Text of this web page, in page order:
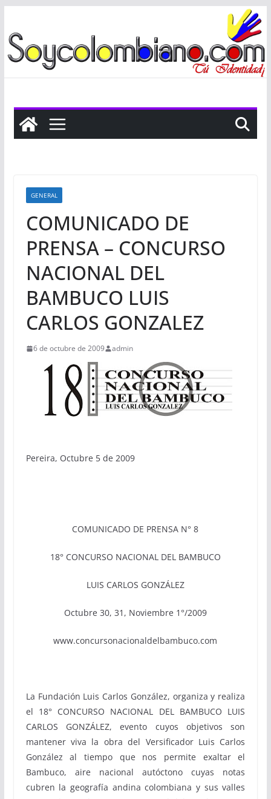
al
contenido
GENERAL
COMUNICADO DE
PRENSA – CONCURSO
NACIONAL DEL
BAMBUCO LUIS
CARLOS GONZALEZ
6 de octubre de 2009 admin
Pereira, Octubre 5 de 2009
COMUNICADO DE PRENSA N° 8
18° CONCURSO NACIONAL DEL BAMBUCO
LUIS CARLOS GONZÁLEZ
Octubre 30, 31, Noviembre 1°/2009
www.concursonacionaldelbambuco.com
La Fundación Luis Carlos González, organiza y realiza
el 18° CONCURSO NACIONAL DEL BAMBUCO LUIS
CARLOS GONZÁLEZ, evento cuyos objetivos son
mantener viva la obra del Versificador Luis Carlos
González al tiempo que nos permite exaltar el
Bambuco, aire nacional autóctono cuyas notas
cubren la geografía andina colombiana y sus valles